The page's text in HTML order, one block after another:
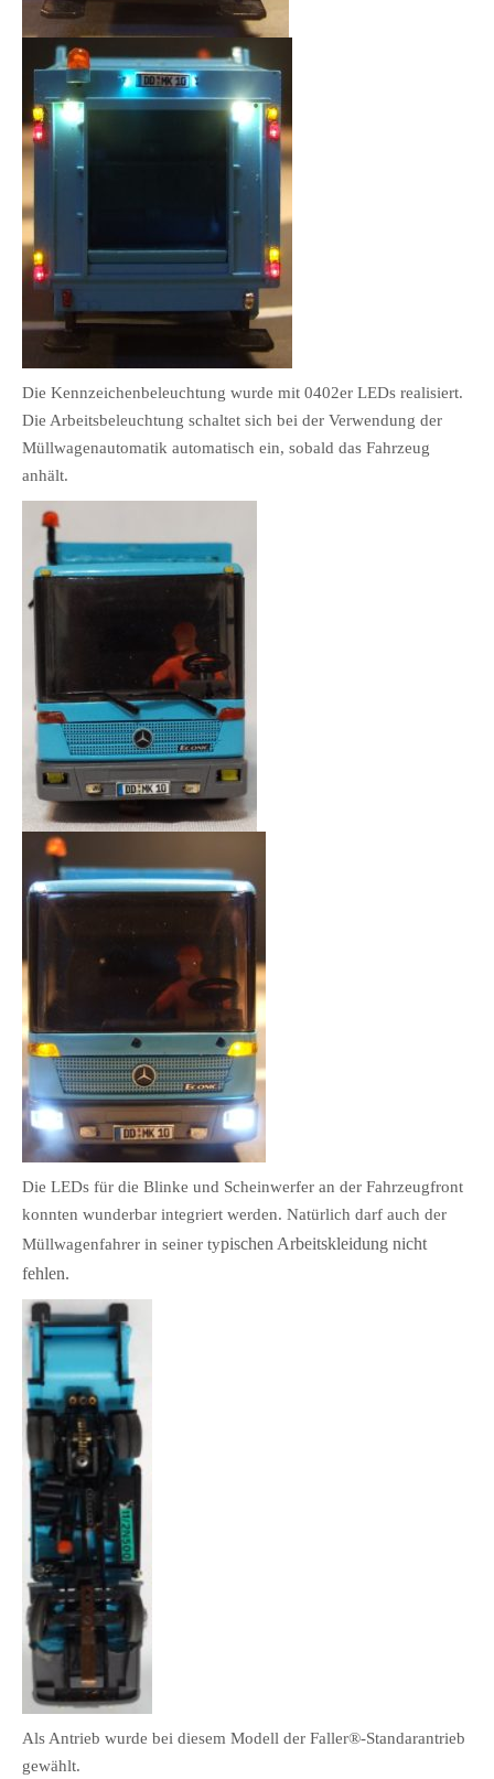
Die Kennzeichenbeleuchtung wurde mit 0402er LEDs realisiert.
Die Arbeitsbeleuchtung schaltet sich bei der Verwendung der
Müllwagenautomatik automatisch ein, sobald das Fahrzeug
anhält.
Die LEDs für die Blinke und Scheinwerfer an der Fahrzeugfront
konnten wunderbar integriert werden. Natürlich darf auch der
Müllwagenfahrer in seiner typischen Arbeitskleidung nicht
fehlen.
Als Antrieb wurde bei diesem Modell der Faller®-Standarantrieb
gewählt.